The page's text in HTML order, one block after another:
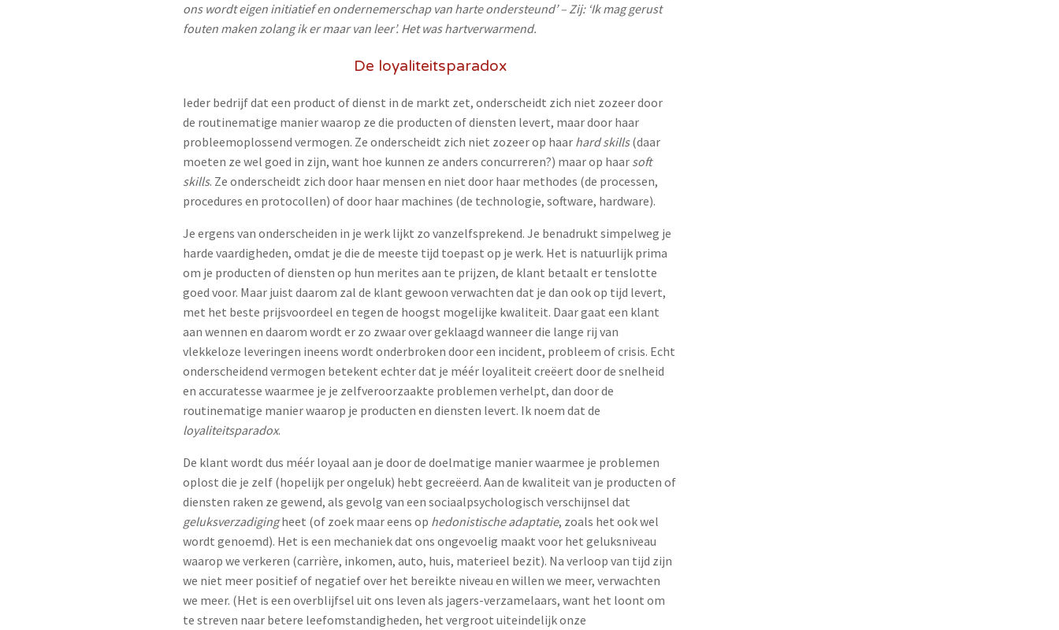
ons wordt eigen initiatief en ondernemerschap van harte ondersteund’ – Zij: ‘Ik mag gerust
fouten maken zolang ik er maar van leer’. Het was hartverwarmend.
De loyaliteitsparadox
Ieder bedrijf dat een product of dienst in de markt zet, onderscheidt zich niet zozeer door
de routinematige manier waarop ze die producten of diensten levert, maar door haar
probleemoplossend vermogen. Ze onderscheidt zich niet zozeer op haar hard skills(daar
moeten ze wel goed in zijn, want hoe kunnen ze anders concurreren?) maar op haar soft
skills. Ze onderscheidt zich door haar mensen en niet door haar methodes (de processen,
procedures en protocollen) of door haar machines (de technologie, software, hardware).
Je ergens van onderscheiden in je werk lijkt zo vanzelfsprekend. Je benadrukt simpelweg je
harde vaardigheden, omdat je die de meeste tijd toepast op je werk. Het is natuurlijk prima
om je producten of diensten op hun merites aan te prijzen, de klant betaalt er tenslotte
goed voor. Maar juist daarom zal de klant gewoon verwachten dat je dan ook op tijd levert,
met het beste prijsvoordeel en tegen de hoogst mogelijke kwaliteit. Daar gaat een klant
aan wennen en daarom wordt er zo zwaar over geklaagd wanneer die lange rij van
vlekkeloze leveringen ineens wordt onderbroken door een incident, probleem of crisis. Echt
onderscheidend vermogen betekent echter dat je méér loyaliteit creëert door de snelheid
en accuratesse waarmee je je zelfveroorzaakte problemen verhelpt, dan door de
routinematige manier waarop je producten en diensten levert. Ik noem dat de
loyaliteitsparadox.
De klant wordt dus méér loyaal aan je door de doelmatige manier waarmee je problemen
oplost die je zelf (hopelijk per ongeluk) hebt gecreëerd. Aan de kwaliteit van je producten of
diensten raken ze gewend, als gevolg van een sociaalpsychologisch verschijnsel dat
geluksverzadigingheet (of zoek maar eens op hedonistische adaptatie, zoals het ook wel
wordt genoemd). Het is een mechaniek dat ons ongevoelig maakt voor het geluksniveau
waarop we verkeren (carrière, inkomen, auto, huis, materieel bezit). Na verloop van tijd zijn
we niet meer positief of negatief over het bereikte niveau en willen we meer, verwachten
we meer. (Het is een overblijfsel uit ons leven als jagers-verzamelaars, want het loont om
te streven naar betere leefomstandigheden, het vergroot uiteindelijk onze